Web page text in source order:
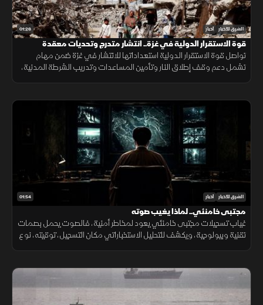
01:26 الشرق للأخبار أخبار
قوة الاستقرار الدولية في غزة.. انتشار متدرج وتحديات معقدة
تواصل قوة الاستقرار الدولية استعداداتها للانتشار في غزة ضمن مهام
تشمل دعم وقف إطلاق النار وتأمين المساعدات وتدريب الشرطة المدنية،
01:54 الشرق للأخبار أخبار
مجتبى خامنئي.. لماذا يغيب صوته
غياب تسجيلات مجتبى خامنئي يعود لمخاطر أمنية، فالصوت يحمل بصمات
تقنية وبيولوجية، ويكشف للتحليل الاستخباراتي مكان التسجيل، توقيته، نوع